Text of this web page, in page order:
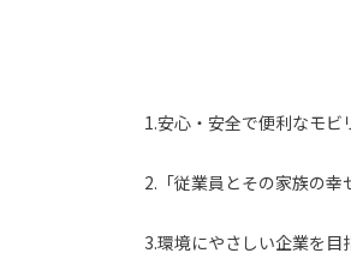
1.安心・安全で便利なモビ
2.「従業員とその家族の幸
3.環境にやさしい企業を目